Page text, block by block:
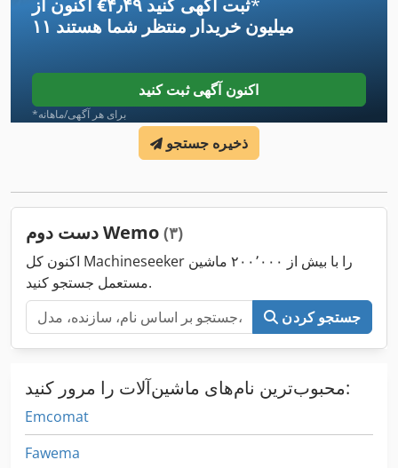
اکنون از ‎€۴٫۴۹ ثبت آگهی کنید*
۱۱ میلیون خریدار منتظر شما هستند
اکنون آگهی ثبت کنید
*برای هر آگهی/ماهانه
ذخیره جستجو
دست دوم Wemo (۳)
اکنون کل Machineseeker را با بیش از ۲۰۰٬۰۰۰ ماشین
مستعمل جستجو کنید.
جستجو کردن
محبوب‌ترین نام‌های ماشین‌آلات را مرور کنید:
Emcomat
Fawema